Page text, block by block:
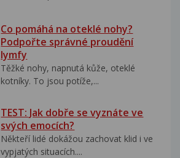
Co pomáhá na oteklé nohy?
Podpořte správné proudění
lymfy
Těžké nohy, napnutá kůže, oteklé
kotníky. To jsou potíže,...
TEST: Jak dobře se vyznáte ve
svých emocích?
Někteří lidé dokážou zachovat klid i ve
vypjatých situacích....